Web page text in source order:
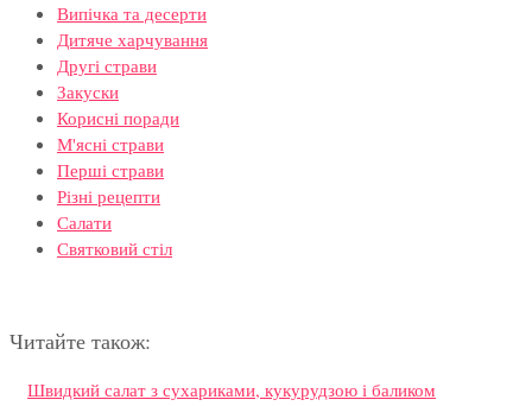
Випічка та десерти
Дитяче харчування
Другі страви
Закуски
Корисні поради
М'ясні страви
Перші страви
Різні рецепти
Салати
Святковий стіл
Читайте також:
Швидкий салат з сухариками, кукурудзою і баликом